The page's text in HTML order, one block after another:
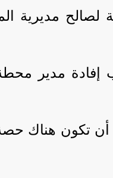
مديرية
مدير
أن تكون هناك